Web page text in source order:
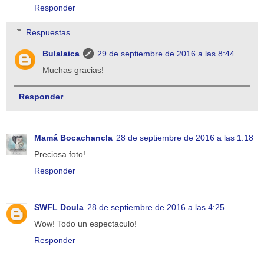
Responder
Respuestas
Bulalaica
29 de septiembre de 2016 a las 8:44
Muchas gracias!
Responder
Mamá Bocachancla 28 de septiembre de 2016 a las 1:18
Preciosa foto!
Responder
SWFL Doula 28 de septiembre de 2016 a las 4:25
Wow! Todo un espectaculo!
Responder